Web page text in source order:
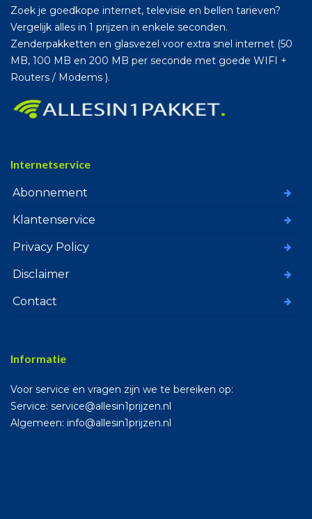
Zoek je goedkope internet, televisie en bellen tarieven?
Vergelijk alles in 1 prijzen in enkele seconden.
Zenderpakketten en glasvezel voor extra snel internet (50
MB, 100 MB en 200 MB per seconde met goede WIFI +
Routers / Modems ).
Internetservice
Abonnement
Klantenservice
Privacy Policy
Disclaimer
Contact
Informatie
Voor service en vragen zijn we te bereiken op:
Service: service@allesin1prijzen.nl
Algemeen: info@allesin1prijzen.nl